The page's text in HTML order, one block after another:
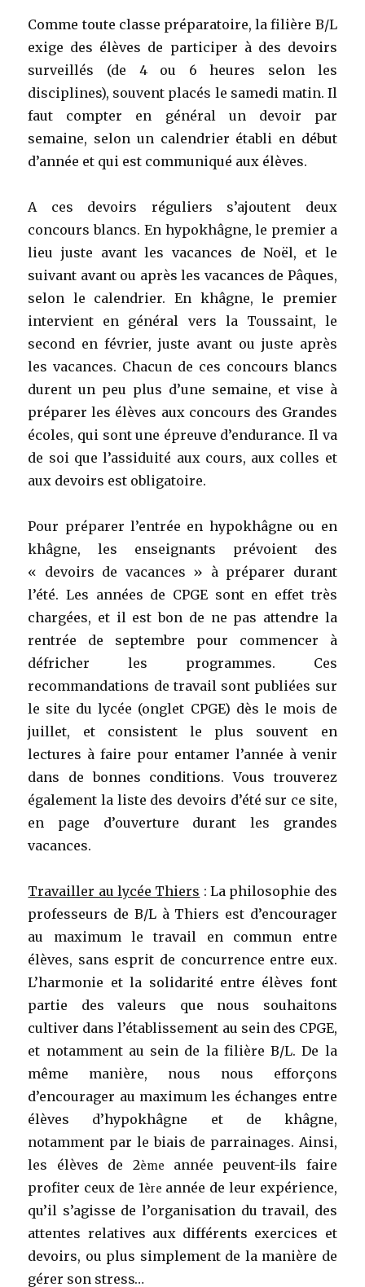
Comme toute classe préparatoire, la filière B/L
exige des élèves de participer à des devoirs
surveillés (de 4 ou 6 heures selon les
disciplines), souvent placés le samedi matin. Il
faut compter en général un devoir par
semaine, selon un calendrier établi en début
d’année et qui est communiqué aux élèves.
A ces devoirs réguliers s’ajoutent deux
concours blancs. En hypokhâgne, le premier a
lieu juste avant les vacances de Noël, et le
suivant avant ou après les vacances de Pâques,
selon le calendrier. En khâgne, le premier
intervient en général vers la Toussaint, le
second en février, juste avant ou juste après
les vacances. Chacun de ces concours blancs
durent un peu plus d’une semaine, et vise à
préparer les élèves aux concours des Grandes
écoles, qui sont une épreuve d’endurance. Il va
de soi que l’assiduité aux cours, aux colles et
aux devoirs est obligatoire.
Pour préparer l’entrée en hypokhâgne ou en
khâgne, les enseignants prévoient des
« devoirs de vacances » à préparer durant
l’été. Les années de CPGE sont en effet très
chargées, et il est bon de ne pas attendre la
rentrée de septembre pour commencer à
défricher les programmes. Ces
recommandations de travail sont publiées sur
le site du lycée (onglet CPGE) dès le mois de
juillet, et consistent le plus souvent en
lectures à faire pour entamer l’année à venir
dans de bonnes conditions. Vous trouverez
également la liste des devoirs d’été sur ce site,
en page d’ouverture durant les grandes
vacances.
Travailler au lycée Thiers : La philosophie des
professeurs de B/L à Thiers est d’encourager
au maximum le travail en commun entre
élèves, sans esprit de concurrence entre eux.
L’harmonie et la solidarité entre élèves font
partie des valeurs que nous souhaitons
cultiver dans l’établissement au sein des CPGE,
et notamment au sein de la filière B/L. De la
même manière, nous nous efforçons
d’encourager au maximum les échanges entre
élèves d’hypokhâgne et de khâgne,
notamment par le biais de parrainages. Ainsi,
les élèves de 2ème
année peuvent-ils faire
profiter ceux de 1ère année de leur expérience,
qu’il s’agisse de l’organisation du travail, des
attentes relatives aux différents exercices et
devoirs, ou plus simplement de la manière de
gérer son stress…